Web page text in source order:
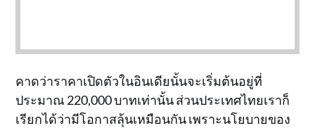
คาดว่าราคาเปิดตัวในอินเดียนั้นจะเริ่มต้นอยู่ที่
ประมาณ 220,000 บาทเท่านั้น ส่วนประเทศไทยเราก็
เรียกได้ว่ามีโอกาสลุ้นเหมือนกัน เพราะนโยบายของ